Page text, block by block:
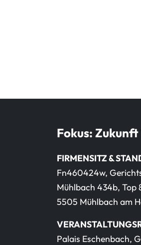
Fokus:
FIRMENSITZ &
Fn460424w,
Mühlbach 434b, Top
5505 Mühlbach am
Palais Eschenbach,